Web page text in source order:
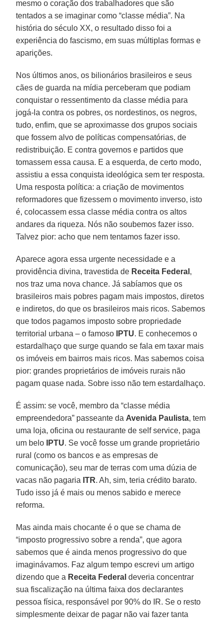
mesmo o coração dos trabalhadores que são
tentados a se imaginar como “classe média”. Na
história do século XX, o resultado disso foi a
experiência do fascismo, em suas múltiplas formas e
aparições.
Nos últimos anos, os bilionários brasileiros e seus
cães de guarda na mídia perceberam que podiam
conquistar o ressentimento da classe média para
jogá-la contra os pobres, os nordestinos, os negros,
tudo, enfim, que se aproximasse dos grupos sociais
que fossem alvo de políticas compensatórias, de
redistribuição. E contra governos e partidos que
tomassem essa causa. E a esquerda, de certo modo,
assistiu a essa conquista ideológica sem ter resposta.
Uma resposta política: a criação de movimentos
reformadores que fizessem o movimento inverso, isto
é, colocassem essa classe média contra os altos
andares da riqueza. Nós não soubemos fazer isso.
Talvez pior: acho que nem tentamos fazer isso.
Aparece agora essa urgente necessidade e a
providência divina, travestida de Receita Federal ,
nos traz uma nova chance. Já sabíamos que os
brasileiros mais pobres pagam mais impostos, diretos
e indiretos, do que os brasileiros mais ricos. Sabemos
que todos pagamos imposto sobre propriedade
territorial urbana – o famoso
IPTU. E conhecemos o
estardalhaço que surge quando se fala em taxar mais
os imóveis em bairros mais ricos. Mas sabemos coisa
pior: grandes proprietários de imóveis rurais não
pagam quase nada. Sobre isso não tem estardalhaço.
É assim: se você, membro da “classe média
empreendedora” passeante da Avenida Paulista, tem
uma loja, oficina ou restaurante de self service, paga
um belo
IPTU. Se você fosse um grande proprietário
rural (como os bancos e as empresas de
comunicação), seu mar de terras com uma dúzia de
vacas não pagaria ITR. Ah, sim, teria crédito barato.
Tudo isso já é mais ou menos sabido e merece
reforma.
Mas ainda mais chocante é o que se chama de
“imposto progressivo sobre a renda”, que agora
sabemos que é ainda menos progressivo do que
imaginávamos. Faz algum tempo escrevi um artigo
dizendo que a Receita Federal deveria concentrar
sua fiscalização na última faixa dos declarantes
pessoa física, responsável por 90% do IR. Se o resto
simplesmente deixar de pagar não vai fazer tanta